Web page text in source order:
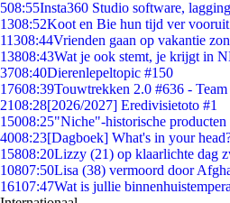
508:55Insta360 Studio software,
1308:52Koot en Bie hun tijd ver
11308:44Vrienden gaan op vakantie
13808:43Wat je ook stemt, je krijgt in
3708:40Dierenlepeltopic #150
17608:39Touwtrekken 2.0 #636 -
2108:28[2026/2027] Eredivisietoto #1
15008:25"Niche"-historische producten
4008:23[Dagboek] What's in your
15808:20Lizzy (21) op klaarlichte dag
10807:50Lisa (38) vermoord door
16107:47Wat is jullie